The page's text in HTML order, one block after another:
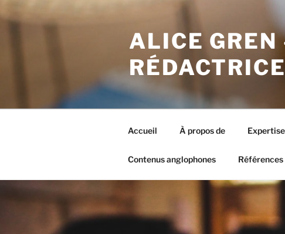
au
ALICE
Accueil À propos de Expertise
Contenus anglophones Références